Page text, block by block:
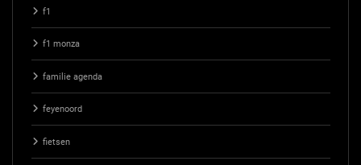
f1
f1 monza
familie agenda
feyenoord
fietsen